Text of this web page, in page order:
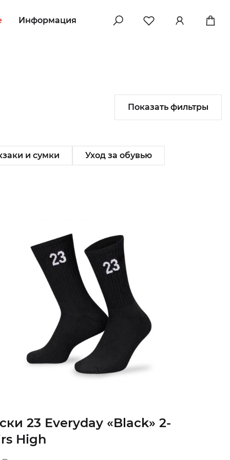
Информация
Показать фильтры
и сумки Уход за обувью
23 Everyday «Black» 2-
High